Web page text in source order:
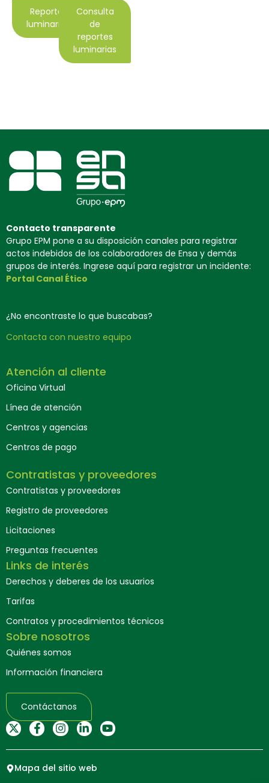
Reportar
luminarias
Consulta
de
reportes
luminarias
Contacto transparente
Grupo EPM pone a su disposición canales para registrar
actos indebidos de los colaboradores de Ensa y demás
grupos de interés. Ingrese aquí para registrar un incidente:
Portal Canal Ético
¿No encontraste lo que buscabas?
Contacta con nuestro equipo
Atención al cliente
Oficina Virtual
Línea de atención
Centros y agencias
Centros de pago
Contratistas y proveedores
Contratistas y proveedores
Registro de proveedores
Licitaciones
Preguntas frecuentes
Links de interés
Derechos y deberes de los usuarios
Tarifas
Contratos y procedimientos técnicos
Sobre nosotros
Quiénes somos
Información financiera
Contáctanos
Mapa del sitio web